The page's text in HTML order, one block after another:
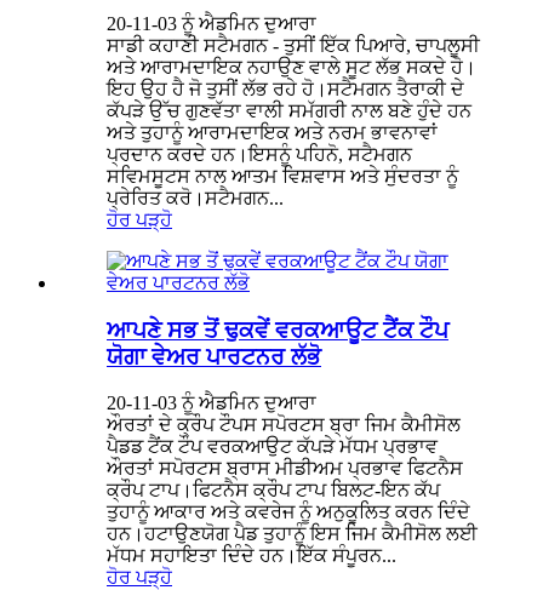
20-11-03 ਨੂੰ ਐਡਮਿਨ ਦੁਆਰਾ
ਸਾਡੀ ਕਹਾਣੀ ਸਟੈਮਗਨ - ਤੁਸੀਂ ਇੱਕ ਪਿਆਰੇ, ਚਾਪਲੂਸੀ
ਅਤੇ ਆਰਾਮਦਾਇਕ ਨਹਾਉਣ ਵਾਲੇ ਸੂਟ ਲੱਭ ਸਕਦੇ ਹੋ।
ਇਹ ਉਹ ਹੈ ਜੋ ਤੁਸੀਂ ਲੱਭ ਰਹੇ ਹੋ।ਸਟੈਮਗਨ ਤੈਰਾਕੀ ਦੇ
ਕੱਪੜੇ ਉੱਚ ਗੁਣਵੱਤਾ ਵਾਲੀ ਸਮੱਗਰੀ ਨਾਲ ਬਣੇ ਹੁੰਦੇ ਹਨ
ਅਤੇ ਤੁਹਾਨੂੰ ਆਰਾਮਦਾਇਕ ਅਤੇ ਨਰਮ ਭਾਵਨਾਵਾਂ
ਪ੍ਰਦਾਨ ਕਰਦੇ ਹਨ।ਇਸਨੂੰ ਪਹਿਨੋ, ਸਟੈਮਗਨ
ਸਵਿਮਸੂਟਸ ਨਾਲ ਆਤਮ ਵਿਸ਼ਵਾਸ ਅਤੇ ਸੁੰਦਰਤਾ ਨੂੰ
ਪ੍ਰੇਰਿਤ ਕਰੋ।ਸਟੈਮਗਨ...
ਹੋਰ ਪੜ੍ਹੋ
ਆਪਣੇ ਸਭ ਤੋਂ ਢੁਕਵੇਂ ਵਰਕਆਊਟ ਟੈਂਕ ਟੌਪ
ਯੋਗਾ ਵੇਅਰ ਪਾਰਟਨਰ ਲੱਭੋ
20-11-03 ਨੂੰ ਐਡਮਿਨ ਦੁਆਰਾ
ਔਰਤਾਂ ਦੇ ਕ੍ਰੌਪ ਟੌਪਸ ਸਪੋਰਟਸ ਬ੍ਰਾ ਜਿਮ ਕੈਮੀਸੋਲ
ਪੈਡਡ ਟੈਂਕ ਟੌਪ ਵਰਕਆਉਟ ਕੱਪੜੇ ਮੱਧਮ ਪ੍ਰਭਾਵ
ਔਰਤਾਂ ਸਪੋਰਟਸ ਬ੍ਰਾਸ ਮੀਡੀਅਮ ਪ੍ਰਭਾਵ ਫਿਟਨੈਸ
ਕ੍ਰੌਪ ਟਾਪ।ਫਿਟਨੈਸ ਕ੍ਰੌਪ ਟਾਪ ਬਿਲਟ-ਇਨ ਕੱਪ
ਤੁਹਾਨੂੰ ਆਕਾਰ ਅਤੇ ਕਵਰੇਜ ਨੂੰ ਅਨੁਕੂਲਿਤ ਕਰਨ ਦਿੰਦੇ
ਹਨ।ਹਟਾਉਣਯੋਗ ਪੈਡ ਤੁਹਾਨੂੰ ਇਸ ਜਿਮ ਕੈਮੀਸੋਲ ਲਈ
ਮੱਧਮ ਸਹਾਇਤਾ ਦਿੰਦੇ ਹਨ।ਇੱਕ ਸੰਪੂਰਨ...
ਹੋਰ ਪੜ੍ਹੋ